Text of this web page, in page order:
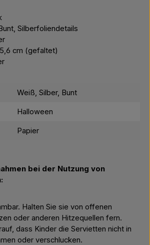
Silberfoliendetails
cm (gefaltet)
Weiß, Silber, Bunt
Halloween
Papier
bei der Nutzung von
Halten Sie sie von offenen
oder anderen Hitzequellen fern.
dass Kinder die Servietten nicht in
oder verschlucken.